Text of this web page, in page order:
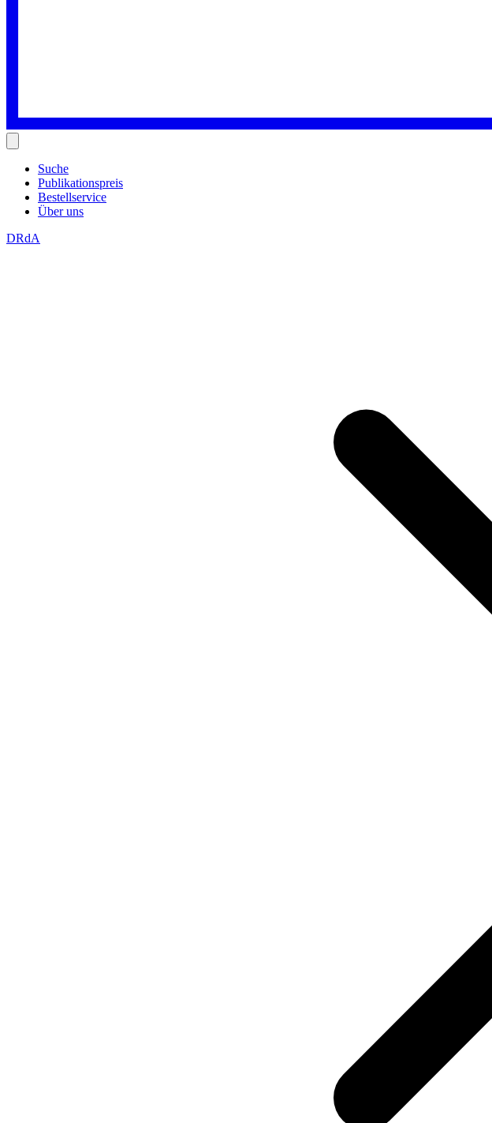
Suche
Publikationspreis
Bestellservice
Über uns
DRdA